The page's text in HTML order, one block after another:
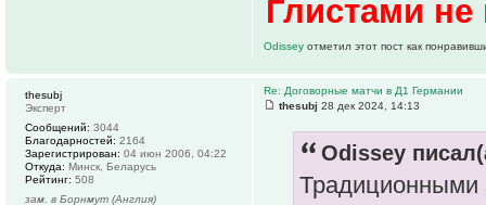
Глистами не
Odissey отметил этот пост как
Re: Договорные матчи в Д1 Германии
thesubj 28 дек 2024, 14:13
Odissey
Традиционными
thesubj
Эксперт
Сообщений: 3044
Благодарностей: 2164
Зарегистрирован: 04 июн 2006, 04:22
Откуда: Минск, Беларусь
Рейтинг: 508
зам. в Борнмут (Англия)